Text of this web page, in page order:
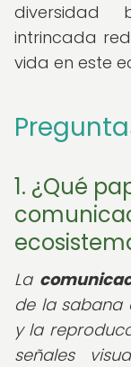
diversidad
intrincada
vida en este
1. ¿Qué
La
de la sabana
y la
señales